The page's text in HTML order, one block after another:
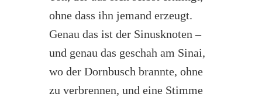
ohne dass ihn jemand erzeugt.
Genau das ist der Sinusknoten –
und genau das geschah am Sinai,
wo der Dornbusch brannte, ohne
zu verbrennen, und eine Stimme